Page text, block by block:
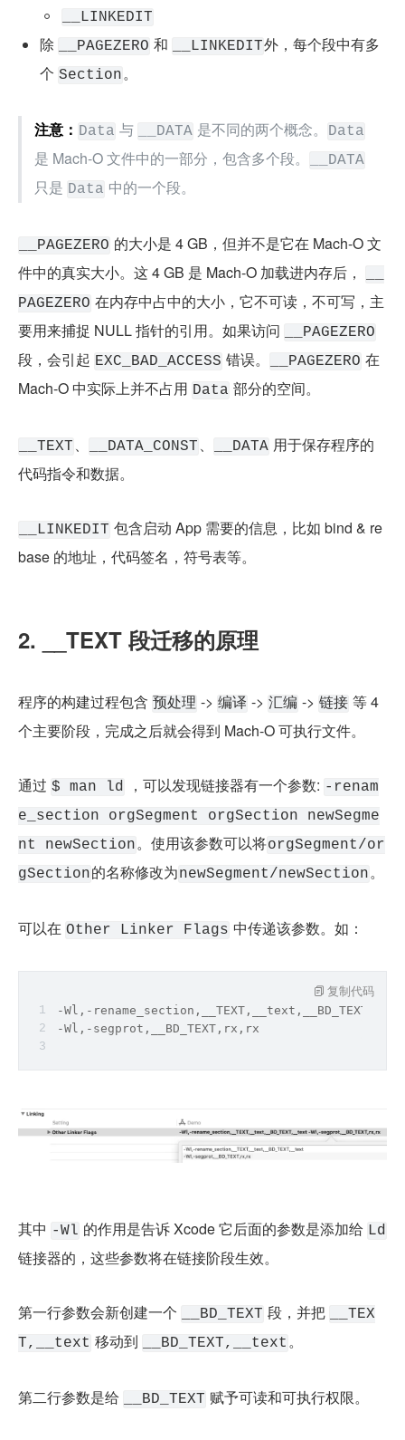
__LINKEDIT
除 __PAGEZERO 和 __LINKEDIT外，每个段中有多
个 Section。
注意： Data 与 __DATA 是不同的两个概念。 Data
是 Mach-O 文件中的一部分，包含多个段。 __DATA
只是 Data 中的一个段。
__PAGEZERO 的大小是 4 GB，但并不是它在 Mach-O 文
件中的真实大小。这 4 GB 是 Mach-O 加载进内存后，
PAGEZERO 在内存中占中的大小，它不可读，不可写，主
要用来捕捉 NULL 指针的引用。如果访问
__PAGEZERO
段，会引起 EXC_BAD_ACCESS 错误。 __PAGEZERO 在
Mach-O 中实际上并不占用 Data 部分的空间。
__TEXT 、 __DATA_CONST 、 __DATA 用于保存程序的
代码指令和数据。
__LINKEDIT 包含启动 App 需要的信息，比如 bind & re
base 的地址，代码签名，符号表等。
2. __TEXT 段迁移的原理
程序的构建过程包含 预处理 -> 编译 -> 汇编 -> 链接 等 4
个主要阶段，完成之后就会得到 Mach-O 可执行文件。
通过 $ man ld ，可以发现链接器有一个参数: -renam
e_section orgSegment orgSection newSegme
nt newSection。使用该参数可以将orgSegment/or
gSection的名称修改为newSegment/newSection。
可以在 Other Linker Flags 中传递该参数。如：
-Wl,-
-Wl,-segprot,__BD_TEXT,rx,rx
复制代码
其中 -Wl 的作用是告诉 Xcode 它后面的参数是添加给 Ld
链接器的，这些参数将在链接阶段生效。
第一行参数会新创建一个 __BD_TEXT 段，并把
__TEX
T,__text 移动到 __BD_TEXT,__text 。
第二行参数是给 __BD_TEXT 赋予可读和可执行权限。